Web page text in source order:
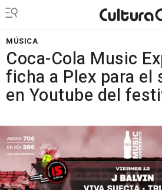
MÚSICA
Coca-Cola Music
ficha a Plex para el
en Youtube del